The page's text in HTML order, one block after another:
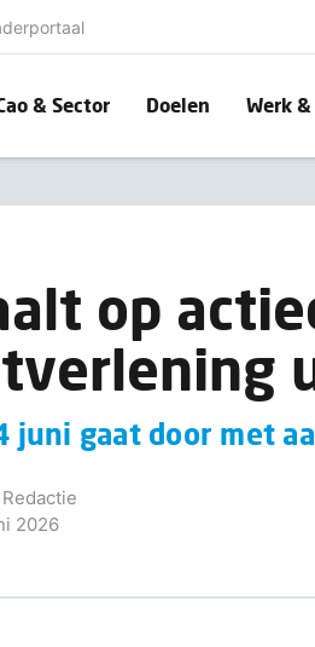
& Sector Doelen Werk
op
juni gaat door met
2026